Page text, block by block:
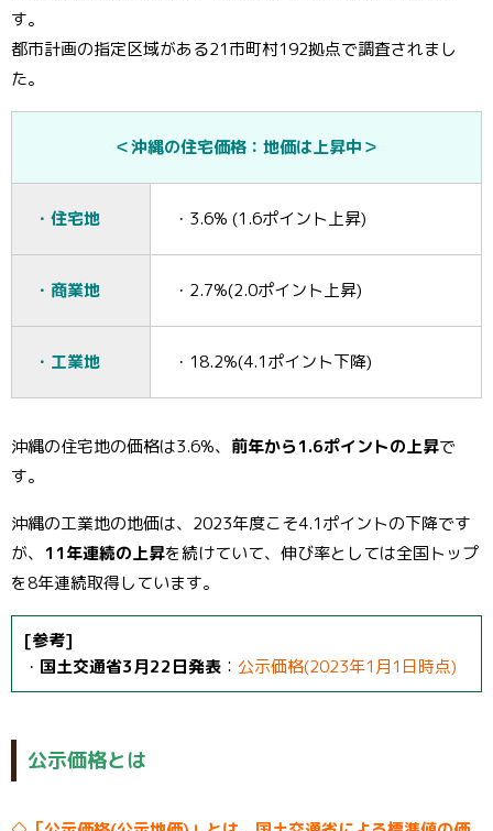
す。
都市計画の指定区域がある21市町村192拠点で調査されまし
た。
＜沖縄の住宅価格：地価は上昇中＞
・住宅地 ・3.6% (1.6ポイント上昇)
・商業地 ・2.7%(2.0ポイント上昇)
・工業地 ・18.2%(4.1ポイント下降)
沖縄の住宅地の価格は3.6%、 前年から1.6ポイントの上昇で
す。
沖縄の工業地の地価は、2023年度こそ4.1ポイントの下降です
が、 11年連続の上昇を続けていて、伸び率としては全国トップ
を8年連続取得しています。
[参考]
・ 国土交通省3月22日発表 ： 公示価格(2023年1月1日時点)
公示価格とは